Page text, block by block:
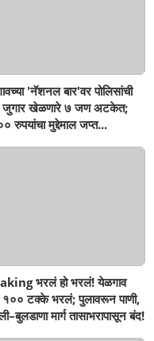
'नॅशनल बार'वर पोलिसांची
जुगार खेळणारे ७ जण अटकेत;
रुपयांचा मुद्देमाल जप्त...
भरलं हो भरलं! येळगाव
टक्के भरलं; पुलावरून पाणी,
मार्ग तासाभरापासून बंद!